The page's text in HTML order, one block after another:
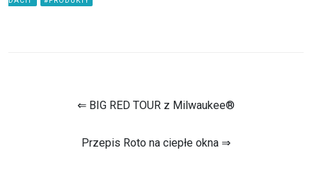
⇐ BIG RED TOUR z Milwaukee®
Przepis Roto na ciepłe okna ⇒